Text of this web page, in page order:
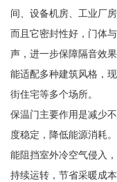
间、设备机房、工业厂房
而且它密封性好，门体
声，进一步保障隔音效
能适配多种建筑风格，
街住宅等多个场所。
保温门主要作用是减少
度稳定，降低能源消耗
能阻挡室外冷空气侵入
持续运转，节省采暖成